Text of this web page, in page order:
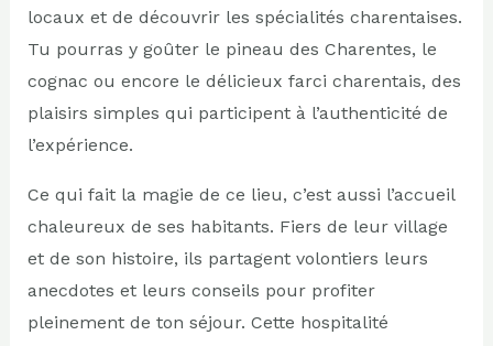
locaux et de découvrir les spécialités charentaises.
Tu pourras y goûter le pineau des Charentes, le
cognac ou encore le délicieux farci charentais, des
plaisirs simples qui participent à l’authenticité de
l’expérience.
Ce qui fait la magie de ce lieu, c’est aussi l’accueil
chaleureux de ses habitants. Fiers de leur village
et de son histoire, ils partagent volontiers leurs
anecdotes et leurs conseils pour profiter
pleinement de ton séjour. Cette hospitalité